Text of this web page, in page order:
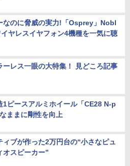
なのに脅威の実力!「Osprey」Nobl
ヤレスイヤフォン4機種を一気に聴
ーレス一眼の大特集！ 見どころ記事
1ピースアルミホイール「CE28 N-p
ままに剛性を向上
ィブが作った2万円台の“小さなピュ
オスピーカー”